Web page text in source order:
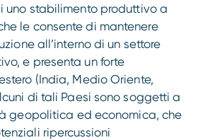
uno stabilimento produttivo a
le consente di mantenere
all’interno di un settore
e presenta un forte
(India, Medio Oriente,
di tali Paesi sono soggetti a
geopolitica ed economica, che
ripercussioni